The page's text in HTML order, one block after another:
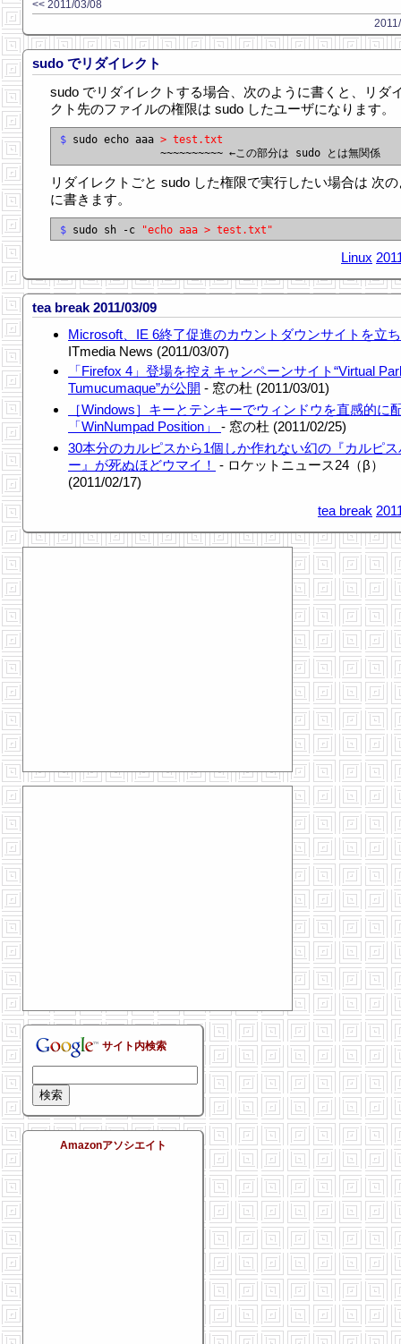
<< 2011/03/08
sudo でリダイレクト
sudo でリダイレクトする場合、次のように書くと、リダ
クト先のファイルの権限は sudo したユーザになります。
$ sudo echo aaa > test.txt
リダイレクトごと sudo した権限で実行したい場合は 次
に書きます。
$ sudo sh -c "echo aaa > test.txt"
Linux
tea break 2011/03/09
Microsoft、IE 6終了促進のカウントダウンサイトを立
ITmedia News (2011/03/07)
「Firefox 4」登場を控えキャンペーンサイト“Virtual
Tumucumaque”が公開 - 窓の杜 (2011/03/01)
［Windows］キーとテンキーでウィンドウを直感的に
「WinNumpad Position」 - 窓の杜 (2011/02/25)
30本分のカルピスから1個しか作れない幻の『カルピ
ー』が死ぬほどウマイ！ - ロケットニュース24（β）
(2011/02/17)
tea break
サイト内検索
Amazonアソシエイト